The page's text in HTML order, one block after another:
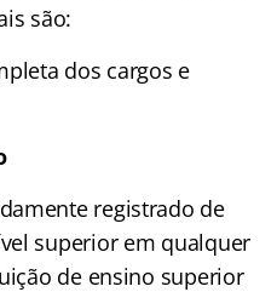
são:
dos cargos e
registrado de
superior em qualquer
de ensino superior